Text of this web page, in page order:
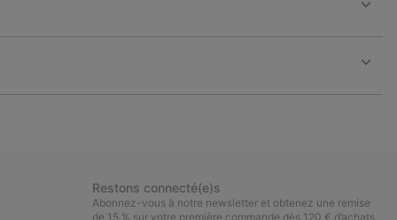
or
or
Restons connecté(e)s
Abonnez-vous à notre newsletter et obtenez une remise
de 15 % sur votre première commande dès 120 € d’achats